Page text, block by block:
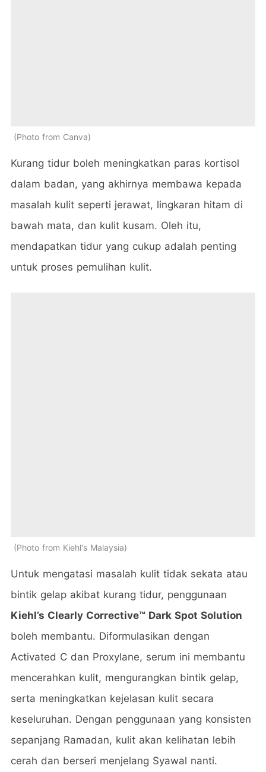
Photo from Canva
Kurang tidur boleh meningkatkan paras kortisol
dalam badan, yang akhirnya membawa kepada
masalah kulit seperti jerawat, lingkaran hitam di
bawah mata, dan kulit kusam. Oleh itu,
mendapatkan tidur yang cukup adalah penting
untuk proses pemulihan kulit.
Photo from Kiehl's Malaysia
Untuk mengatasi masalah kulit tidak sekata atau
bintik gelap akibat kurang tidur, penggunaan
Kiehl’s Clearly Corrective™ Dark Spot Solution
boleh membantu. Diformulasikan dengan
Activated C dan Proxylane, serum ini membantu
mencerahkan kulit, mengurangkan bintik gelap,
serta meningkatkan kejelasan kulit secara
keseluruhan. Dengan penggunaan yang konsisten
sepanjang Ramadan, kulit akan kelihatan lebih
cerah dan berseri menjelang Syawal nanti.